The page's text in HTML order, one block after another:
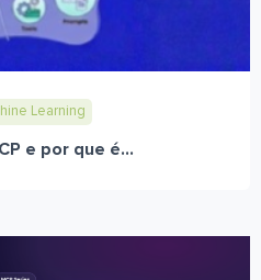
Learning
e por que é...